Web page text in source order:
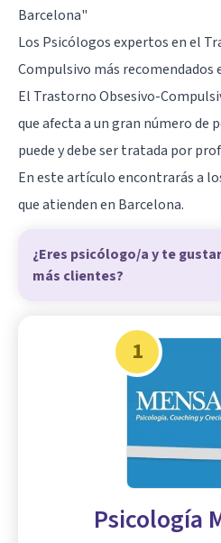
Barcelona"
Los Psicólogos expertos en el
Compulsivo más recomendados
El Trastorno Obsesivo-
que afecta a un gran número de
puede y debe ser tratada por
En este artículo encontrarás a
que atienden en Barcelona.
¿Eres psicólogo/a y te
más clientes?
1
Psicología